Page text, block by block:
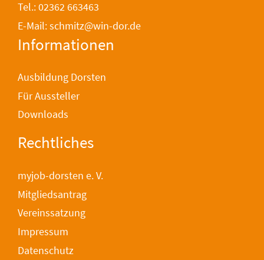
Tel.: 02362 663463
E-Mail: schmitz@win-dor.de
Informationen
Ausbildung Dorsten
Für Aussteller
Downloads
Rechtliches
myjob-dorsten e. V.
Mitgliedsantrag
Vereinssatzung
Impressum
Datenschutz